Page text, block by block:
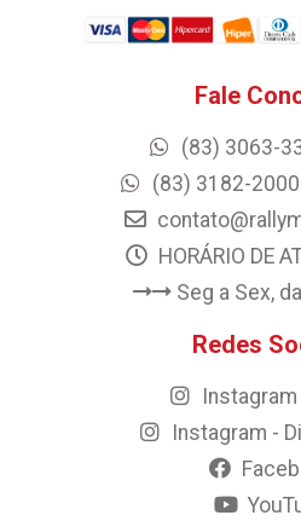
Fale
(83) 3063-
(83) 3182-
HORÁRIO DE
Seg a Sex,
Redes
Instagram -